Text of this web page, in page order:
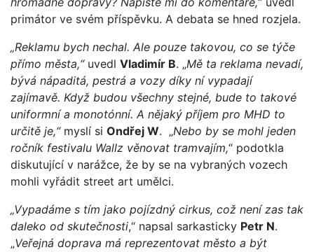
primátor ve svém příspěvku. A debata se hned rozjela.
„Reklamu bych nechal. Ale pouze takovou, co se týče
přímo města,“uvedl Vladimír B. „Mě ta reklama nevadí,
bývá nápaditá, pestrá a vozy díky ní vypadají
zajímavě. Když budou všechny stejné, bude to takové
uniformní a monotónní. A nějaký příjem pro MHD to
určitě je,“myslí si Ondřej W. „Nebo by se mohl jeden
ročník festivalu Wallz věnovat tramvajím,“ podotkla
diskutující v narážce, že by se na vybraných vozech
mohli vyřádit street art umělci.
„Vypadáme s tím jako pojízdný cirkus, což není zas tak
daleko od skutečnosti,“ napsal sarkasticky Petr N.
„Veřejná doprava má reprezentovat město a být